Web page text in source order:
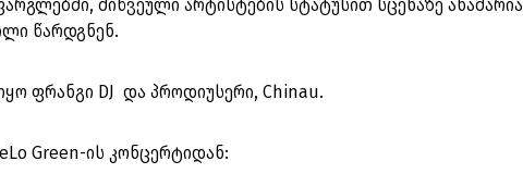
მიწვეული არტისტების სტატუსით სცენაზე ანამარია
წარდგნენ.
ფრანგი DJ და პროდიუსერი, Chinau.
Green-ის კონცერტიდან: